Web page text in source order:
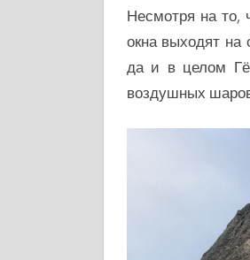
Несмотря на то,
окна выходят на
да и в целом
воздушных